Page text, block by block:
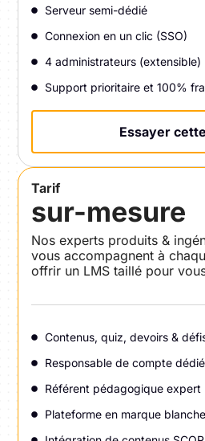
Serveur semi-dédié
Connexion en un clic (SSO)
4 administrateurs (extensible)
Support prioritaire et 100%
Essayer
Tarif
sur-mesure
Nos experts produits &
vous accompagnent à
offrir un LMS taillé pour
Contenus, quiz, devoirs &
Responsable de compte dédié
Référent pédagogique expert
Plateforme en marque blanche